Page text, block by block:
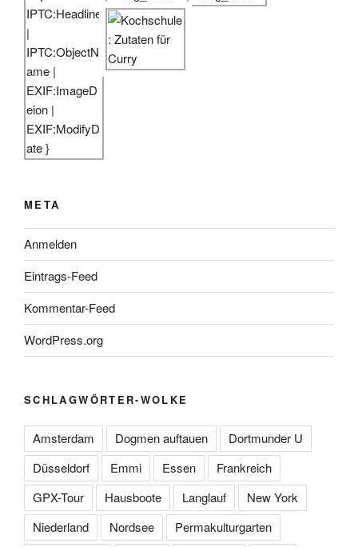
META
Anmelden
Eintrags-Feed
Kommentar-Feed
WordPress.org
SCHLAGWÖRTER-WOLKE
Amsterdam Dogmen auftauen
Dortmunder U
Düsseldorf
Emmi Essen
Frankreich
GPX-Tour
Hausboote Langlauf
New York
Niederland
Nordsee
Permakulturgarten